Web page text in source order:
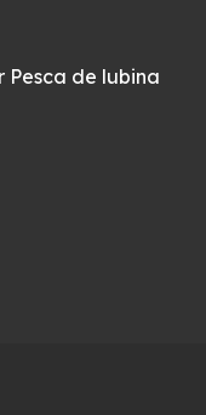
Pesca de lubina